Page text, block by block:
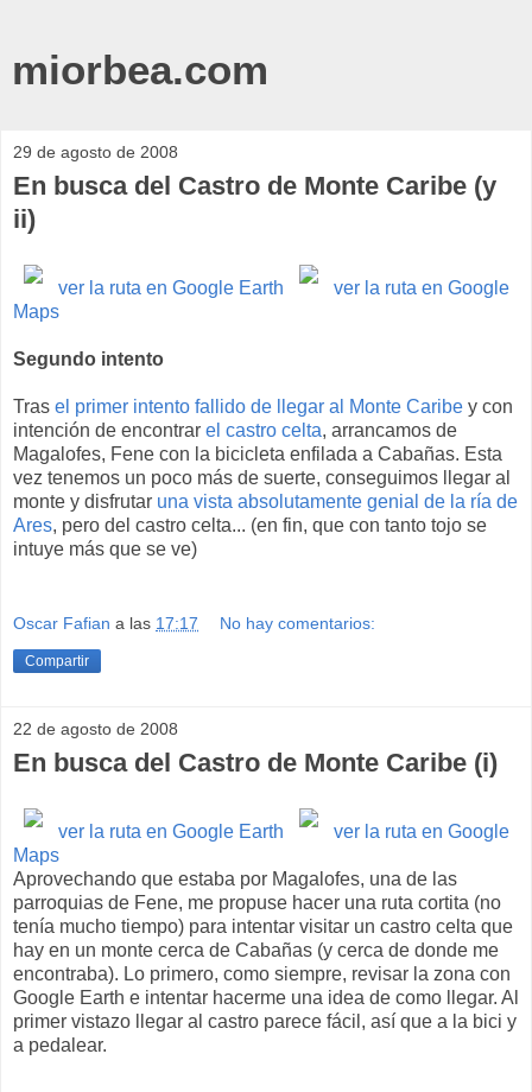
miorbea.com
29 de agosto de 2008
En busca del Castro de Monte Caribe (y
ii)
ver la ruta en Google Earth
ver la ruta en Google
Maps
Segundo intento
Tras el primer intento fallido de llegar al Monte Caribe y con
intención de encontrar el castro celta, arrancamos de
Magalofes, Fene con la bicicleta enfilada a Cabañas. Esta
vez tenemos un poco más de suerte, conseguimos llegar al
monte y disfrutar una vista absolutamente genial de la ría de
Ares, pero del castro celta... (en fin, que con tanto tojo se
intuye más que se ve)
Oscar Fafian a las 17:17 No hay comentarios:
Compartir
22 de agosto de 2008
En busca del Castro de Monte Caribe (i)
ver la ruta en Google Earth
ver la ruta en Google
Maps
Aprovechando que estaba por Magalofes, una de las
parroquias de Fene, me propuse hacer una ruta cortita (no
tenía mucho tiempo) para intentar visitar un castro celta que
hay en un monte cerca de Cabañas (y cerca de donde me
encontraba). Lo primero, como siempre, revisar la zona con
Google Earth e intentar hacerme una idea de como llegar. Al
primer vistazo llegar al castro parece fácil, así que a la bici y
a pedalear.